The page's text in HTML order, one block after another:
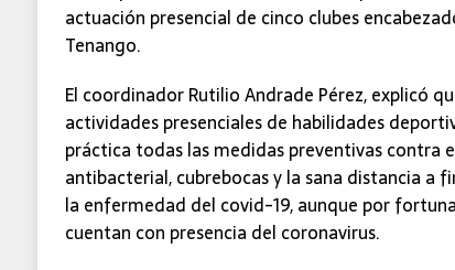
actuación presencial de cinco clubes
Tenango.
El coordinador Rutilio Andrade Pérez, explicó
actividades presenciales de habilidades
práctica todas las medidas preventivas contra
antibacterial, cubrebocas y la sana distancia a
la enfermedad del covid-19, aunque por
cuentan con presencia del coronavirus.